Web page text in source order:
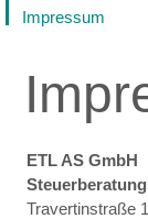
Impressum
ETL AS GmbH
Travertinstraße 1